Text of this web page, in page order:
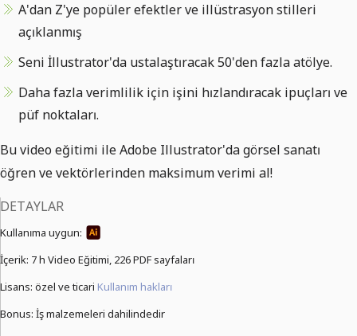
A'dan Z'ye popüler efektler ve illüstrasyon stilleri
açıklanmış
Seni İllustrator'da ustalaştıracak 50'den fazla atölye.
Daha fazla verimlilik için işini hızlandıracak ipuçları ve
püf noktaları.
Bu video eğitimi ile Adobe Illustrator'da görsel sanatı
öğren ve vektörlerinden maksimum verimi al!
DETAYLAR
Kullanıma uygun:
İçerik: 7 h Video Eğitimi, 226 PDF sayfaları
Lisans: özel ve ticari Kullanım hakları
Bonus: İş malzemeleri dahilindedir